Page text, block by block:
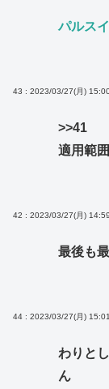
パルス
43 : 2023/03/27(月)
>>41
適用範
42 : 2023/03/27(月)
最後も
44 : 2023/03/27(月)
わりと
ん